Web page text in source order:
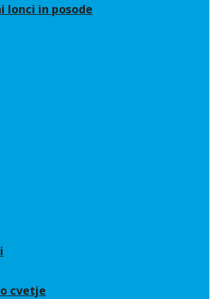
lonci in posode
cvetje